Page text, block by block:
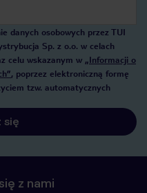
danych osobowych przez TUI
Sp. z o.o. w celach
celu wskazanym w „Informacji o
, poprzez elektroniczną formę
tzw. automatycznych
się
z nami